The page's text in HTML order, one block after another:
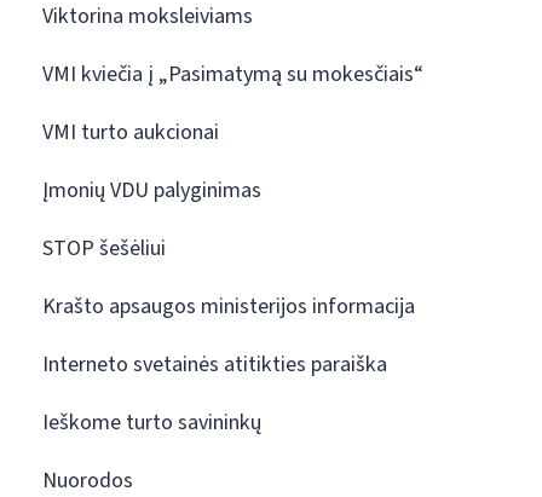
Viktorina moksleiviams
VMI kviečia į „Pasimatymą su mokesčiais“
VMI turto aukcionai
Įmonių VDU palyginimas
STOP šešėliui
Krašto apsaugos ministerijos informacija
Interneto svetainės atitikties paraiška
Ieškome turto savininkų
Nuorodos